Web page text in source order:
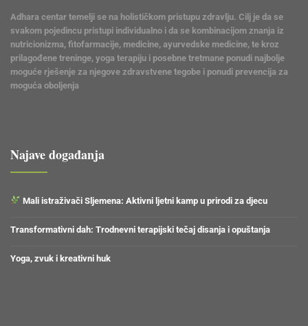
Adhara centar temelji se na holističkom pristupu zdravlju. Cilj je da se
svakom pojedincu pristupi individualno i da se kombinacijom znanja iz
nutricionizma, fitofarmacije, medicine, ayurvedske medicine, te kroz
prilagođene treninge, yoga terapiju i posebne tretmane ponudi najbolje
moguće rješenje za njegove zdravstvene tegobe i ponudi prevencija za
moguća oboljenja
Najave događanja
Mali istraživači Sljemena: Aktivni ljetni kamp u prirodi za djecu
Transformativni dah: Trodnevni terapijski tečaj disanja i opuštanja
Yoga, zvuk i kreativni huk